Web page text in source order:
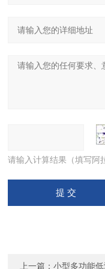
请输入计算结果（填写阿
上一篇：小型多功能